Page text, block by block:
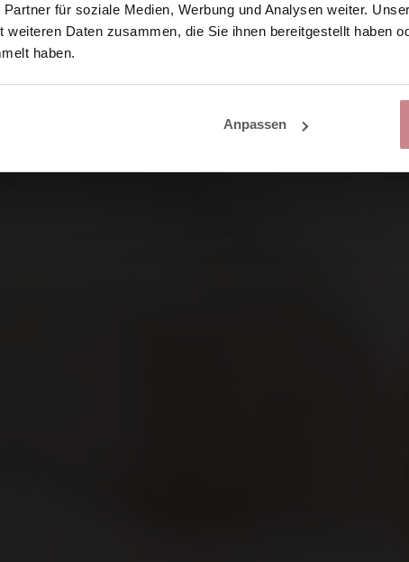
für soziale Medien, Werbung und Analysen weiter.
weiteren Daten zusammen, die Sie ihnen bereitgestellt haben
haben.
Anpassen